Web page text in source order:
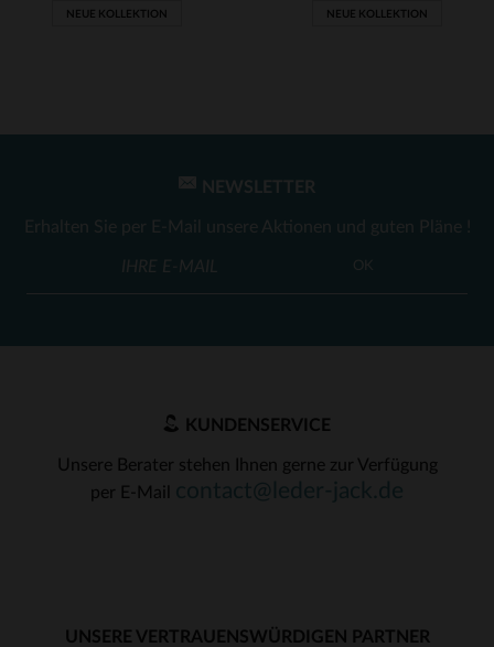
VERFÜGBARE GRÖSSEN
M L XL
NEUE KOLLEKTION
VERFÜGBARE GRÖSSEN
NEUE KOLLEKTION
NEWSLETTER
Erhalten Sie per E-Mail unsere Aktionen und guten Pläne !
OK
KUNDENSERVICE
Unsere Berater stehen Ihnen gerne zur Verfügung
per E-Mail
UNSERE VERTRAUENSWÜRDIGEN PARTNER